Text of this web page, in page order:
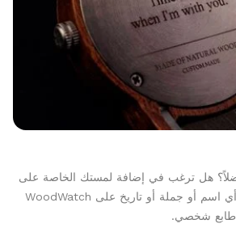
هل ترغب في إضافة لمستك الخاصة على
هديتك؟ يمكنك أن تحفر أي اسم أو جملة أو تاريخ على WoodWatch
طابع شخصي.